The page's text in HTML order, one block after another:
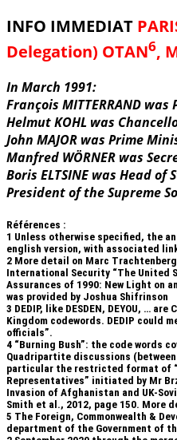
INFO IMMEDIAT
Delegation) OTAN6,
In March 1991:
François MITTERRAND
Helmut KOHL was
John MAJOR was Prime
Manfred WÖRNER was
Boris ELTSINE was Head of
President of the Supreme
Références :
1 Unless otherwise specified, the
english version, with associated
2 More detail on Marc
International Security “The United
Assurances of 1990: New Light on
was provided by Joshua Shifrinson
3 DEDIP, like DESDEN, DEYOU, …
Kingdom codewords. DEDIP could
officials”.
4 “Burning Bush”: the code words
Quadripartite discussions (between
particular the restricted format of
Representatives” initiated by Mr
Invasion of Afghanistan and UK-
Smith et al., 2012, page 150. More
5 The Foreign, Commonwealth &
department of the Government of